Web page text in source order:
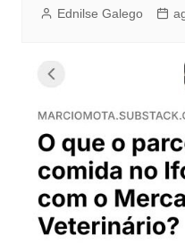
Ednilse Galego